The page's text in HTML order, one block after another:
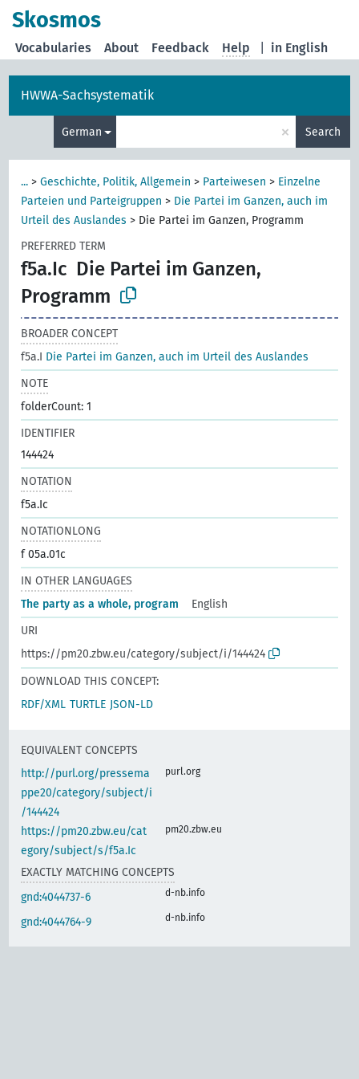
Skosmos
in English
Vocabularies About Feedback Help
HWWA-Sachsystematik
German × Search
... >Geschichte, Politik, Allgemein > Parteiwesen > Einzelne
Parteien und Parteigruppen > Die Partei im Ganzen, auch im
Urteil des Auslandes > Die Partei im Ganzen, Programm
PREFERRED TERM
f5a.Ic Die Partei im Ganzen,
Programm
BROADER CONCEPT
f5a.I Die Partei im Ganzen, auch im Urteil des Auslandes
NOTE
folderCount: 1
IDENTIFIER
144424
NOTATION
f5a.Ic
NOTATIONLONG
f 05a.01c
IN OTHER LANGUAGES
The party as a whole, program
English
URI
https://pm20.zbw.eu/category/subject/i/144424
DOWNLOAD THIS CONCEPT:
RDF/XML TURTLE JSON-LD
EQUIVALENT CONCEPTS
http://purl.org/pressema
ppe20/category/subject/i
/144424
purl.org
https://pm20.zbw.eu/cat
egory/subject/s/f5a.Ic
pm20.zbw.eu
EXACTLY MATCHING CONCEPTS
gnd:4044737-6
d-nb.info
gnd:4044764-9 d-nb.info